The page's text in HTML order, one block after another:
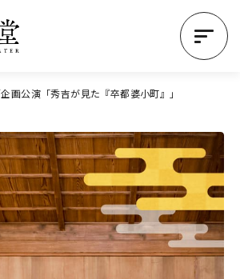
企画公演「秀吉が見た『卒都婆小町』」